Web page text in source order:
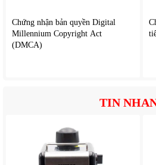
Chứng nhận bản quyền Digital
Millennium Copyright Act
(DMCA)
TIN